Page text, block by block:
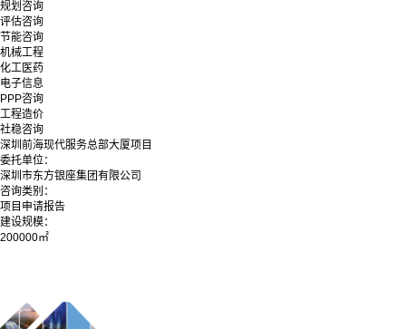
规划咨询
评估咨询
节能咨询
机械工程
化工医药
电子信息
PPP咨询
工程造价
社稳咨询
深圳前海现代服务总部大厦项目
委托单位：
深圳市东方银座集团有限公司
咨询类别：
项目申请报告
建设规模：
200000㎡